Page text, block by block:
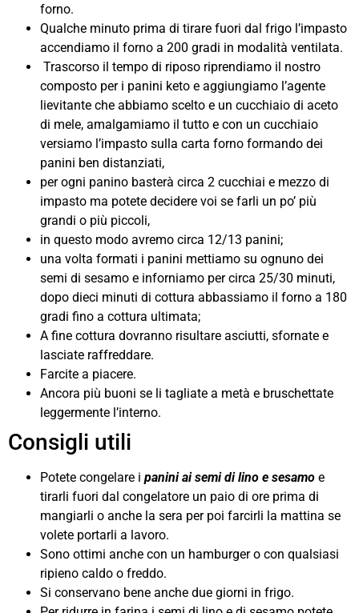
forno.
Qualche minuto prima di tirare fuori dal frigo l’impasto
accendiamo il forno a 200 gradi in modalità ventilata.
Trascorso il tempo di riposo riprendiamo il nostro
composto per i panini keto e aggiungiamo l’agente
lievitante che abbiamo scelto e un cucchiaio di aceto
di mele, amalgamiamo il tutto e con un cucchiaio
versiamo l’impasto sulla carta forno formando dei
panini ben distanziati,
per ogni panino basterà circa 2 cucchiai e mezzo di
impasto ma potete decidere voi se farli un po’ più
grandi o più piccoli,
in questo modo avremo circa 12/13 panini;
una volta formati i panini mettiamo su ognuno dei
semi di sesamo e inforniamo per circa 25/30 minuti,
dopo dieci minuti di cottura abbassiamo il forno a 180
gradi fino a cottura ultimata;
A fine cottura dovranno risultare asciutti, sfornate e
lasciate raffreddare.
Farcite a piacere.
Ancora più buoni se li tagliate a metà e bruschettate
leggermente l’interno.
Consigli utili
Potete congelare i panini ai semi di lino e sesamo e
tirarli fuori dal congelatore un paio di ore prima di
mangiarli o anche la sera per poi farcirli la mattina se
volete portarli a lavoro.
Sono ottimi anche con un hamburger o con qualsiasi
ripieno caldo o freddo.
Si conservano bene anche due giorni in frigo.